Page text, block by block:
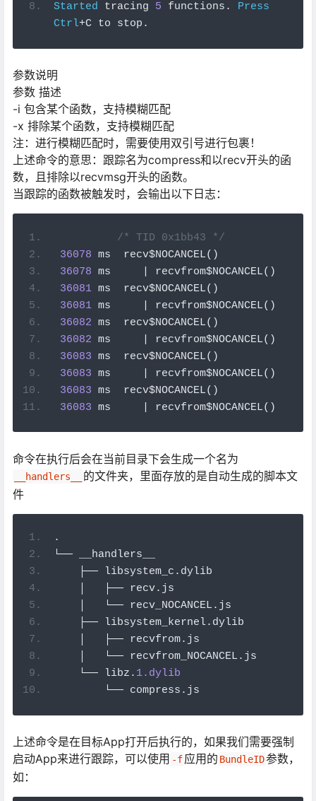
Started tracing 5 functions .
Press
Ctrl+C to stop .
参数说明
参数 描述
-i 包含某个函数，支持模糊匹配
-x 排除某个函数，支持模糊匹配
注：进行模糊匹配时，需要使用双引号进行包裹！
上述命令的意思：跟踪名为compress和以recv开头的函
数，且排除以recvmsg开头的函数。
当跟踪的函数被触发时，会输出以下日志：
/* TID 0x1bb43 */
36078 ms  recv$NOCANCEL()
36078 ms recvfrom$NOCANCEL()
36081 ms  recv$NOCANCEL()
36081 ms recvfrom$NOCANCEL()
36082 ms  recv$NOCANCEL()
36082 ms recvfrom$NOCANCEL()
36083 ms  recv$NOCANCEL()
36083 ms recvfrom$NOCANCEL()
36083 ms  recv$NOCANCEL()
36083 ms recvfrom$NOCANCEL()
命令在执行后会在当前目录下会生成一个名为
__handlers__
的文件夹，里面存放的是自动生成的脚本文
件
.
└── __handlers__
├── libsystem_c . dylib
├── recv. js
└── recv_NOCANCEL . js
├── libsystem_kernel. dylib
├── recvfrom. js
└── recvfrom_NOCANCEL . js
└── libz . 1.dylib
└── compress . js
上述命令是在目标App打开后执行的，如果我们需要强制
启动App来进行跟踪，可以使用 -f应用的 BundleID参数，
如：